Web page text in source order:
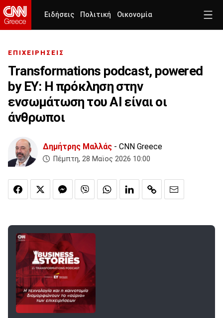
Ειδήσεις Πολιτική Οικονομία
ΕΠΙΧΕΙΡΗΣΕΙΣ
Transformations podcast, powered
by EY: Η πρόκληση στην
ενσωμάτωση του ΑΙ είναι οι
άνθρωποι
Δημήτρης Μαλλάς - CNN Greece
Πέμπτη, 28 Μαϊος 2026 10:00